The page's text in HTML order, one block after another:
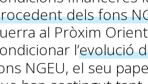
dels fons
al Pròxim
l’evolució
NGEU, el seu